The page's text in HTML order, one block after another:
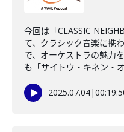
今回は「CLASSIC
て、クラシック音楽に携
で、オーケストラの魅力
も「サイトウ・キネン・
2025.07.04|